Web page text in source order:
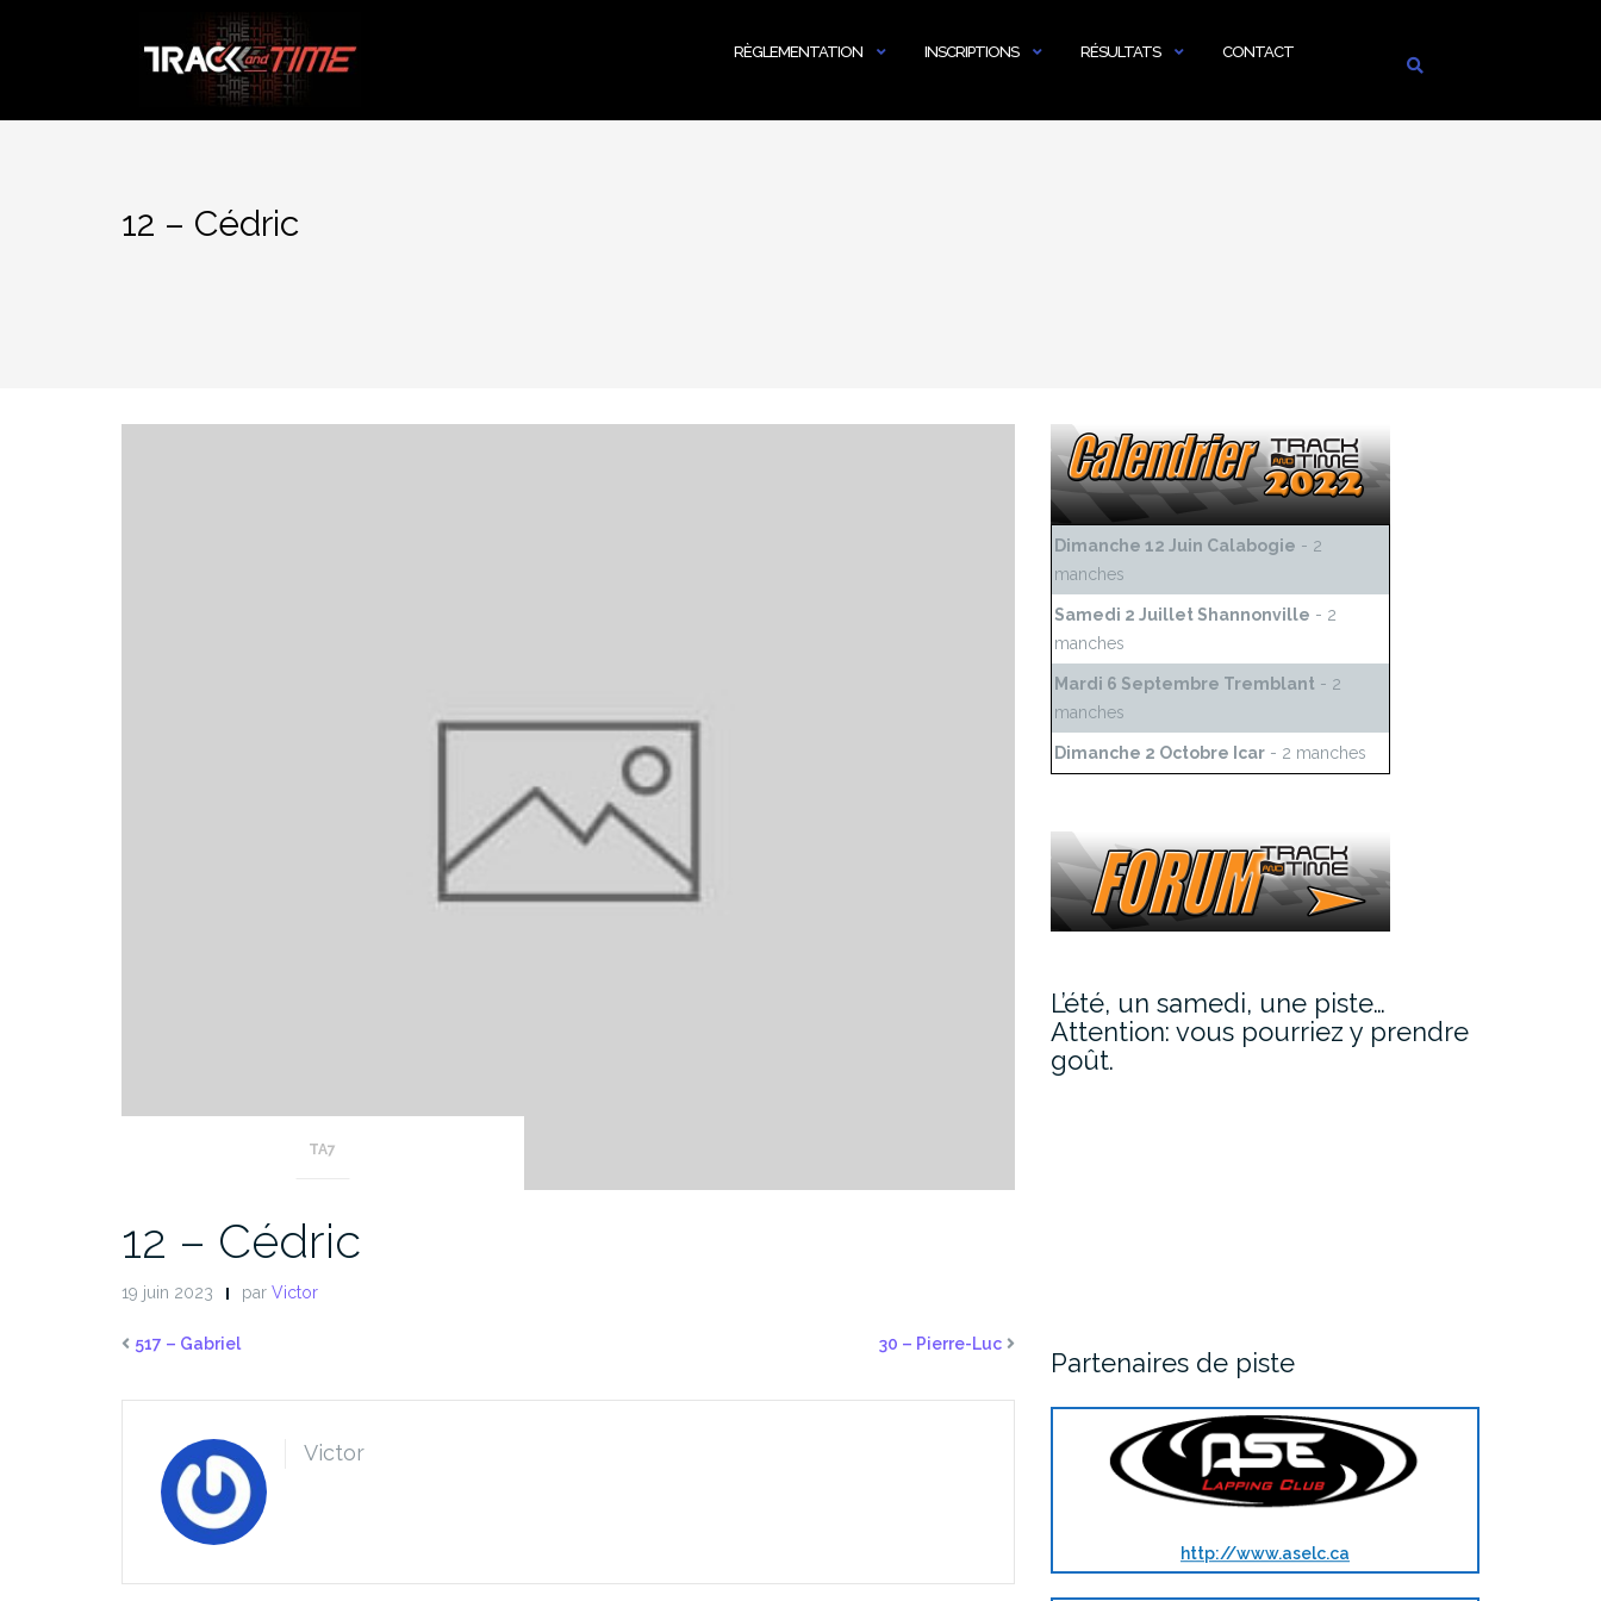
RÈGLEMENTATION INSCRIPTIONS RÉSULTATS CONTACT
12 – Cédric
TA7
12 – Cédric
19 juin 2023 par Victor
517 – Gabriel 30 – Pierre-Luc
Victor
Dimanche 12 Juin Calabogie - 2
manches
Samedi 2 Juillet Shannonville - 2
manches
Mardi 6 Septembre Tremblant - 2
manches
Dimanche 2 Octobre Icar - 2 manches
L’été, un samedi, une piste…
Attention: vous pourriez y prendre
goût.
Partenaires de piste
http://www.aselc.ca